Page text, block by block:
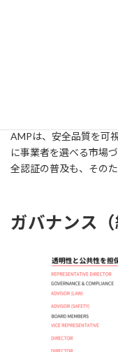
AMPは、安全品質を可
に事業者を選べる市場
全認証の普及も、その
ガバナンス（